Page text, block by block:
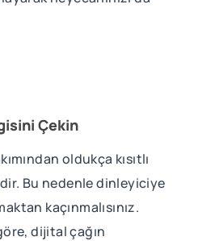
Çekin
oldukça kısıtlı
Bu nedenle dinleyiciye
kaçınmalısınız.
dijital çağın